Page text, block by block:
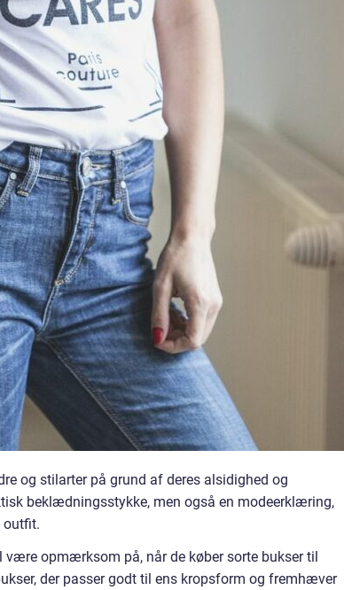
og stilarter på grund af deres alsidighed og
beklædningsstykke, men også en modeerklæring,
outfit.
opmærksom på, når de køber sorte bukser til
der passer godt til ens kropsform og fremhæver